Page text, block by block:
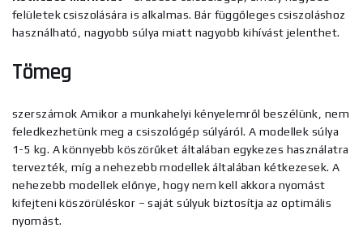
felületek csiszolására is alkalmas. Bár függőleges csiszoláshoz
használható, nagyobb súlya miatt nagyobb kihívást jelenthet.
Tömeg
szerszámok Amikor a munkahelyi kényelemről beszélünk, nem
feledkezhetünk meg a csiszológép súlyáról. A modellek súlya
1-5 kg. A könnyebb köszörűket általában egykezes használatra
tervezték, míg a nehezebb modellek általában kétkezesek. A
nehezebb modellek előnye, hogy nem kell akkora nyomást
kifejteni köszörüléskor – saját súlyuk biztosítja az optimális
nyomást.